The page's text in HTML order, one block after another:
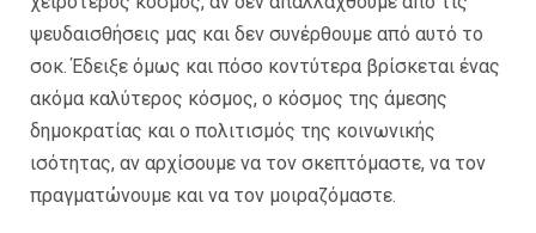
ψευδαισθήσεις μας και δεν συνέρθουμε από αυτό το
σοκ. Έδειξε όμως και πόσο κοντύτερα βρίσκεται ένας
ακόμα καλύτερος κόσμος, ο κόσμος της άμεσης
δημοκρατίας και ο πολιτισμός της κοινωνικής
ισότητας, αν αρχίσουμε να τον σκεπτόμαστε, να τον
πραγματώνουμε και να τον μοιραζόμαστε.